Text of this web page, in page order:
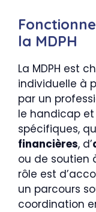
la MDPH
La MDPH est
individuelle à
par un
le handicap
spécifiques,
financières, d’
ou de soutien
rôle est
un parcours
coordination